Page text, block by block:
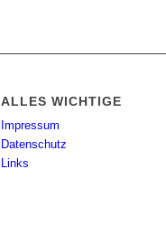
ALLES WICHTIGE
Impressum
Datenschutz
Links